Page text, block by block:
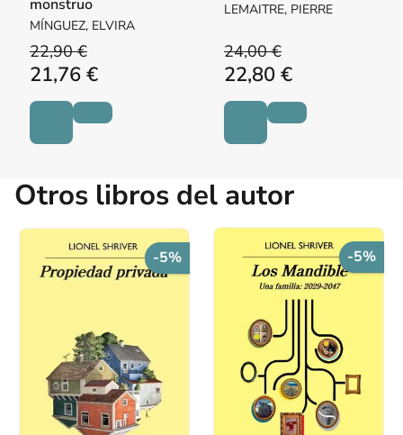
monstruo
MÍNGUEZ, ELVIRA
22,90 €
21,76 €
LEMAITRE, PIERRE
24,00 €
22,80 €
Otros libros del autor
-5% -5%